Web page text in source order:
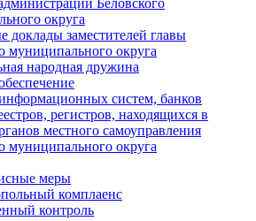
Беловского
округа
доклады заместителей главы
муниципального округа
народная дружина
систем, банков
регистров, находящихся в
местного самоуправления
муниципального округа
меры
комплаенс
контроль